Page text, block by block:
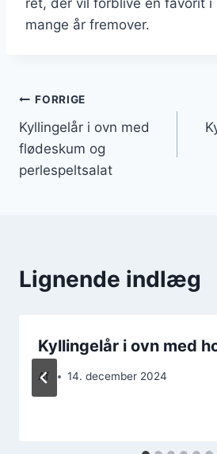
mange år fremover.
Indlægsnavigation
FORRIGE
Kyllingelår i ovn med
flødeskum og
perlespeltsalat
Lignende indlæg
Kyllingelår i ovn med
Af 14. december 2024